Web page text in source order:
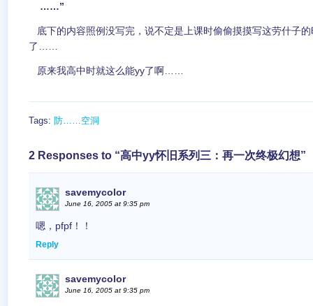
……”
底下的内容照例没写完，说不定是上课时偷偷摸摸写这劳什子
了……
原来我高中时就这么能yy了啊……
Tags: 防……空洞
2 Responses to “高中yy怀旧系列三：再一次终极幻想”
savemycolor
June 16, 2005 at 9:35 pm
嗯，pfpf！！
Reply
savemycolor
June 16, 2005 at 9:35 pm